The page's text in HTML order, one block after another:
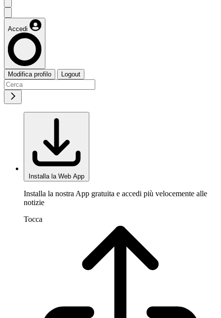
Accedi
Modifica profilo Logout
Installa la Web App
Installa la nostra App gratuita e accedi più velocemente alle
notizie
Tocca